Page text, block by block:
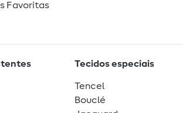
Favoritas
Tecidos especiais
Tencel
Bouclé